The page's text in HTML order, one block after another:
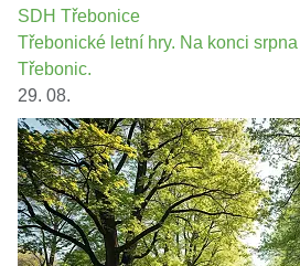
SDH Třebonice
Třebonické letní hry. Na konci
Třebonic.
29. 08.